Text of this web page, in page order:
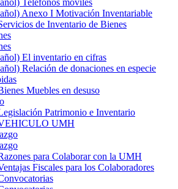
Anexo I Motivación Inventariable
de Inventario de Bienes
El inventario en cifras
Relación de donaciones en especie
Muebles en desuso
Patrimonio e Inventario
UMH
para Colaborar con la UMH
Fiscales para los Colaboradores